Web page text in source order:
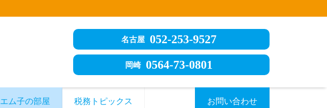
名古屋 052-253-9527
岡崎 0564-73-0801
エム子の部屋 税務トピックス お問い合わせ